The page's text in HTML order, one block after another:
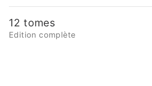
12 tomes
Edition complète